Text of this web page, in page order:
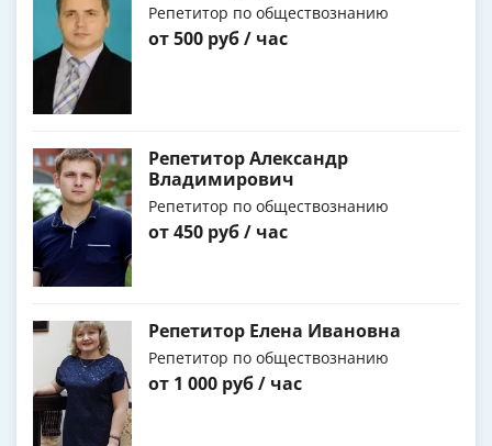
Репетитор по обществознанию
от 500 руб / час
Репетитор Александр
Владимирович
Репетитор по обществознанию
от 450 руб / час
Репетитор Елена Ивановна
Репетитор по обществознанию
от 1 000 руб / час